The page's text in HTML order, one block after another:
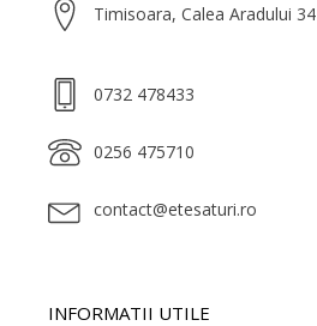
Timisoara, Calea Aradului 34
0732 478433
0256 475710
contact@etesaturi.ro
INFORMATII UTILE